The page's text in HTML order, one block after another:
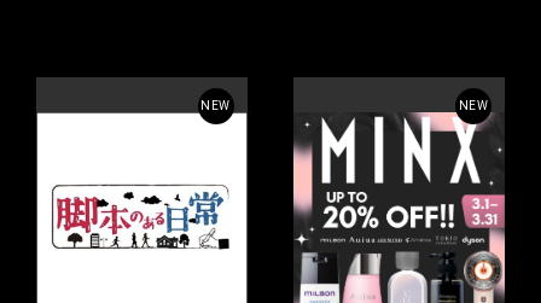
NEW NEW